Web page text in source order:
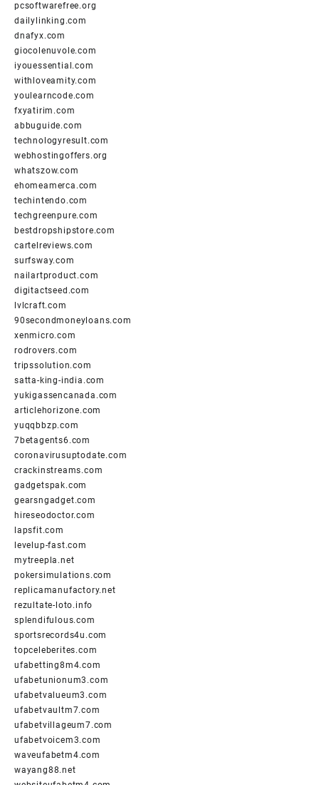
pcsoftwarefree.org
dailylinking.com
dnafyx.com
giocolenuvole.com
iyouessential.com
withloveamity.com
youlearncode.com
fxyatirim.com
abbuguide.com
technologyresult.com
webhostingoffers.org
whatszow.com
ehomeamerca.com
techintendo.com
techgreenpure.com
bestdropshipstore.com
cartelreviews.com
surfsway.com
nailartproduct.com
digitactseed.com
lvlcraft.com
90secondmoneyloans.com
xenmicro.com
rodrovers.com
tripssolution.com
satta-king-india.com
yukigassencanada.com
articlehorizone.com
yuqqbbzp.com
7betagents6.com
coronavirusuptodate.com
crackinstreams.com
gadgetspak.com
gearsngadget.com
hireseodoctor.com
lapsfit.com
levelup-fast.com
mytreepla.net
pokersimulations.com
replicamanufactory.net
rezultate-loto.info
splendifulous.com
sportsrecords4u.com
topceleberites.com
ufabetting8m4.com
ufabetunionum3.com
ufabetvalueum3.com
ufabetvaultm7.com
ufabetvillageum7.com
ufabetvoicem3.com
waveufabetm4.com
wayang88.net